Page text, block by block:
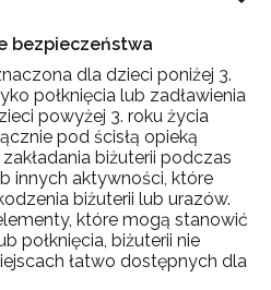
bezpieczeństwa
dla dzieci poniżej 3.
połknięcia lub zadławienia
powyżej 3. roku życia
pod ścisłą opieką
biżuterii podczas
innych aktywności, które
biżuterii lub urazów.
które mogą stanowić
połknięcia, biżuterii nie
łatwo dostępnych dla